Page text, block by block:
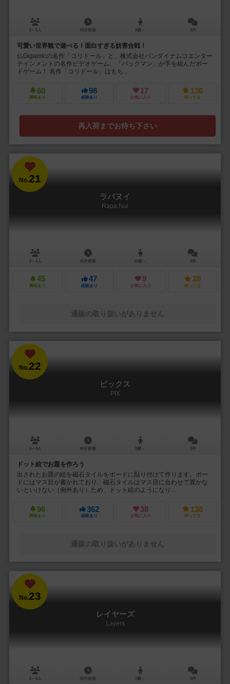
2～5人 15分前後 8歳～ 3件
可愛い世界観で遊べる！面白すぎる妨害合戦！
仏Gigamicの名作「コリドール」と、株式会社バンダイナムコエンター
テインメントの名作ビデオゲーム、「パックマン」が手を組んだボー
ドゲーム！ 名作「コリドール」はもち...
60
興味あり
98
経験あり
17
お気に入り
136
持ってる
再入荷までお待ち下さい
No.21
ラパヌイ
Rapa Nui
2～4人 45分前後 10歳～ 4件
45
興味あり
47
経験あり
9
お気に入り
28
持ってる
通販の取り扱いがありません
No.22
ピックス
PIX
4～9人 40分前後 8歳～ 8件
ドット絵でお題を作ろう
出されたお題の絵を磁石タイルをボードに貼り付けて作ります。ボー
ドにはマス目が書かれており、磁石タイルはマス目に合わせて置かな
いといけない（例外あり）ため、ドット絵のようになり...
96
興味あり
362
経験あり
38
お気に入り
138
持ってる
通販の取り扱いがありません
No.23
レイヤーズ
Layers
2～4人 30分前後 7歳～ 5件